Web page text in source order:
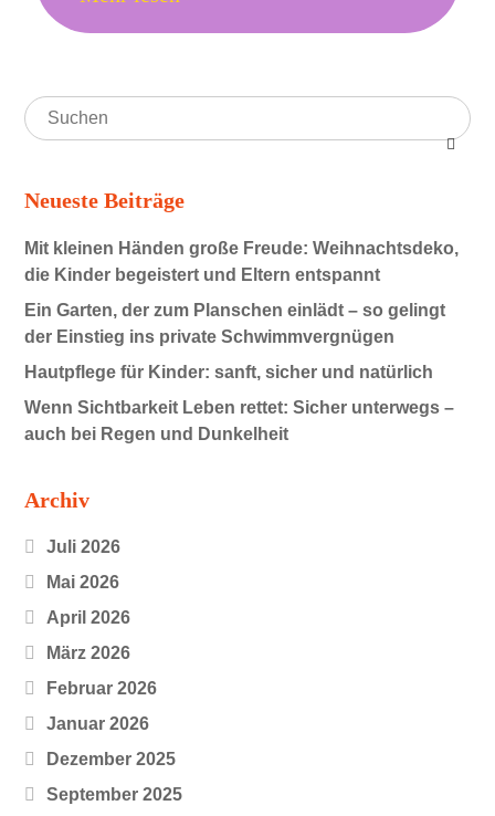
Neueste Beiträge
Mit kleinen Händen große Freude: Weihnachtsdeko,
die Kinder begeistert und Eltern entspannt
Ein Garten, der zum Planschen einlädt – so gelingt
der Einstieg ins private Schwimmvergnügen
Hautpflege für Kinder: sanft, sicher und natürlich
Wenn Sichtbarkeit Leben rettet: Sicher unterwegs –
auch bei Regen und Dunkelheit
Archiv
Juli 2026
Mai 2026
April 2026
März 2026
Februar 2026
Januar 2026
Dezember 2025
September 2025